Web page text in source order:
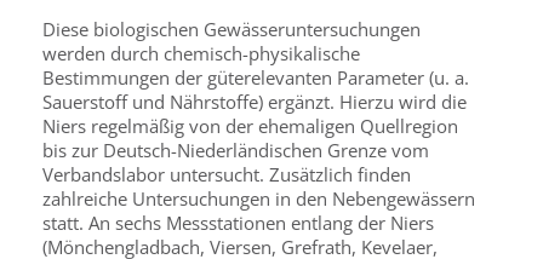
Diese biologischen Gewässeruntersuchungen
werden durch chemisch-physikalische
Bestimmungen der güterelevanten Parameter (u. a.
Sauerstoff und Nährstoffe) ergänzt. Hierzu wird die
Niers regelmäßig von der ehemaligen Quellregion
bis zur Deutsch-Niederländischen Grenze vom
Verbandslabor untersucht. Zusätzlich finden
zahlreiche Untersuchungen in den Nebengewässern
statt. An sechs Messstationen entlang der Niers
(Mönchengladbach, Viersen, Grefrath, Kevelaer,